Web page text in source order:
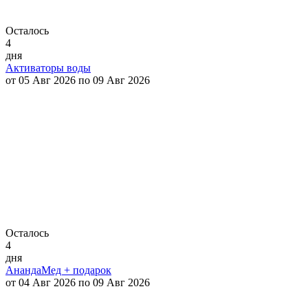
Осталось
4
дня
Активаторы воды
от 05 Авг 2026 по 09 Авг 2026
Осталось
4
дня
АнандаМед + подарок
от 04 Авг 2026 по 09 Авг 2026